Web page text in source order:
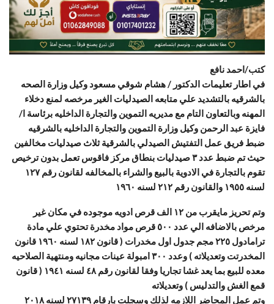
كتب/احمد نافع
في اطار تعليمات الدكتور / هشام شوقي مسعود وكيل وزارة الصحه
بالشرقيه بالتشديد علي متابعه الصيدليات الغير مرخصه لمنع دخلاء
المهنه وبالتعاون التام مع مديريه التموين والتجارة الداخليه برئاسة ا/
فايزة عبد الرحمن وكيل وزارة التموين والتجارة الداخليه بالشرقيه
ضبط فريق عمل التفتيش الصيدلي بالشرقية ثلاث صيدليات مخالفين
حيث تم ضبط عدد ٣ صيدليات بنطاق مركز فاقوس تعمل بدون
ترخيص
تقوم بالتجارة في الادوية بالبيع والشراء بالمخالفه لقانون رقم ١٢٧
لسنه ١٩٥٥ والقانون رقم ٢١٢ لسنه ١٩٦٠
وتم تحريز مايقرب من ١٢ الف قرص ادويه موجوده في مكان غير
مرخص بالاضافه الي عدد ٥٠٠ قرص مواد مخدرة تحتوي علي مادة
ترامادول ٢٢٥ مجم جدول اول مخدرات ( قانون ١٨٢ لسنه ١٩٦٠ قانون
المخدرتت وتعديلاته ) وعدد ٣٠٠ امبولة عينات مجانيه ومنتهية الصلاحيه
معده للبيع بما يعد غشا تجاريا وفقا لقانون رقم ٤٨ لسنه ١٩٤١ ( قانون
قمع الغش والتدليس ) وتعديلاته
وتم عمل المحاضر اللازمه لذلك وسجلت بارقام ٢٧١٣٩ لسنه ٢٠١٨